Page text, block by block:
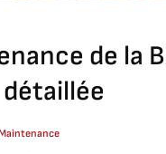
de la